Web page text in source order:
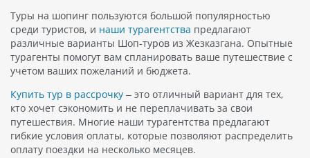
Туры на шопинг пользуются большой популярностью
среди туристов, и наши турагентства предлагают
различные варианты Шоп-туров из Жезказгана. Опытные
турагенты помогут вам спланировать ваше путешествие с
учетом ваших пожеланий и бюджета.
Купить тур в рассрочку – это отличный вариант для тех,
кто хочет сэкономить и не переплачивать за свои
путешествия. Многие наши турагентства предлагают
гибкие условия оплаты, которые позволяют распределить
оплату поездки на несколько месяцев.